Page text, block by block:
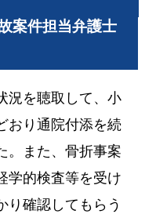
案件担当弁護士
況を聴取して、小
おり通院付添を続
。また、骨折事案
学的検査等を受け
り確認してもらう